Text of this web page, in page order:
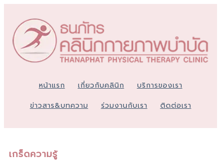
หน้าแรก เกี่ยวกับคลินิก
บริการของเรา
ข่าวสาร&บทความ
ร่วมงานกับเรา ติดต่อเรา
เกร็ดความรู้